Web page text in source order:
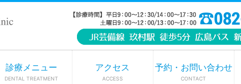
診療メニュー
DENTAL TREATMENT
アクセス
ACCESS
予約・お問い合わせ
CONTACT